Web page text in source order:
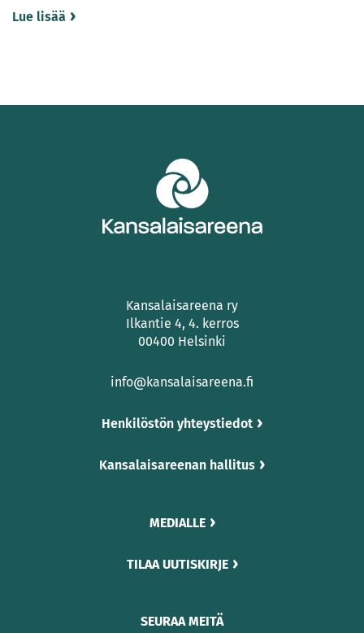
Lue lisää
Kansalaisareena ry
Ilkantie 4, 4. kerros
00400 Helsinki
info@kansalaisareena.fi
Henkilöstön yhteystiedot
Kansalaisareenan hallitus
MEDIALLE
TILAA UUTISKIRJE
SEURAA MEITÄ